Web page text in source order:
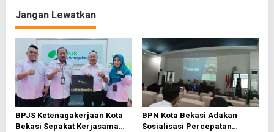
g
a
s
i
p
o
s
Jangan Lewatkan
BPJS Ketenagakerjaan Kota
Bekasi Sepakat Kerjasama
BPN Kota Bekasi Adakan
Sosialisasi Percepatan